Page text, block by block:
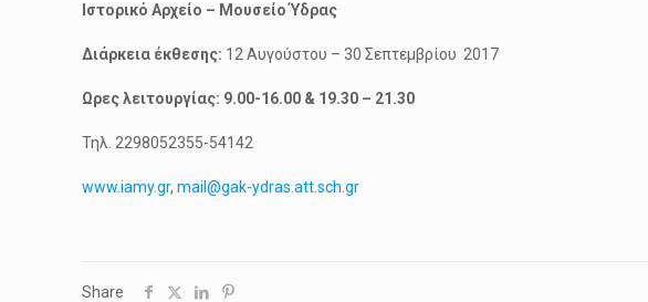
Ιστορικό Αρχείο – ΜουσείοΎδρας
Διάρκεια έκθεσης: 12 Αυγούστου – 30 Σεπτεμβρίου 2017
Ωρες λειτουργίας: 9.00-16.00 & 19.30 – 21.30
Τηλ. 2298052355-54142
www.iamy.gr,mail@gak-ydras.att.sch.gr
Share